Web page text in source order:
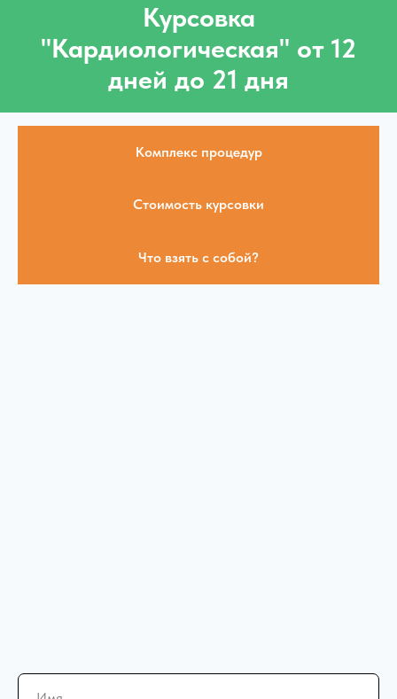
Курсовка
"Кардиологическая" от 12
дней до 21 дня
Комплекс процедур
Стоимость курсовки
Что взять с собой?